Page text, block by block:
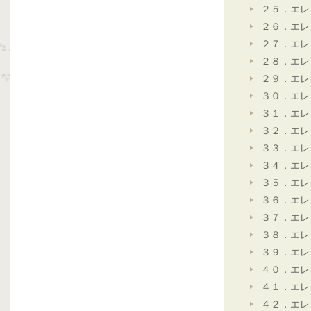
２５．エ
２６．エ
２７．エ
２８．エ
２９．エ
３０．エ
３１．エ
３２．エ
３３．エ
３４．エ
３５．エ
３６．エ
３７．エ
３８．エ
３９．エ
４０．エ
４１．エ
４２．エ